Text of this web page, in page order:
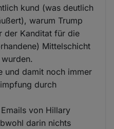
kund (was deutlich
warum Trump
der Kanditat für die
Mittelschicht
und damit noch immer
durch
von Hillary
darin nichts